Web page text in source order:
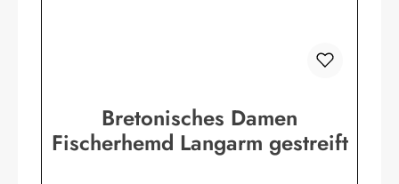
Bretonisches Damen
Fischerhemd Langarm gestreift